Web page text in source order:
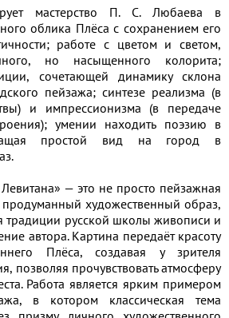
мастерство П. С. Любаева в
облика Плёса с сохранением его
работе с цветом и светом,
но насыщенного колорита;
сочетающей динамику склона
пейзажа; синтезе реализма (в
и импрессионизма (в передаче
умении находить поэзию в
простой вид на город в
— это не просто пейзажная
продуманный художественный образ,
традиции русской школы живописи и
автора. Картина передаёт красоту
Плёса, создавая у зрителя
позволяя прочувствовать атмосферу
Работа является ярким примером
в котором классическая тема